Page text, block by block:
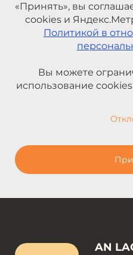
«Принять», вы
cookies и
Политикой в
Вы можете
использование
AN